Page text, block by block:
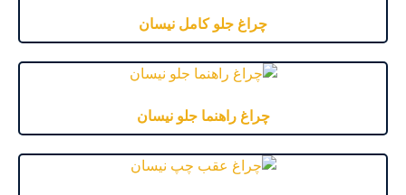
چراغ جلو کامل نیسان
چراغ راهنما جلو نیسان